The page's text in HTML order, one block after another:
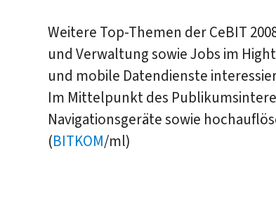
Weitere Top-Themen der CeBIT
und Verwaltung sowie Jobs im
und mobile Datendienste
Im Mittelpunkt des
Navigationsgeräte sowie
(BITKOM/ml)